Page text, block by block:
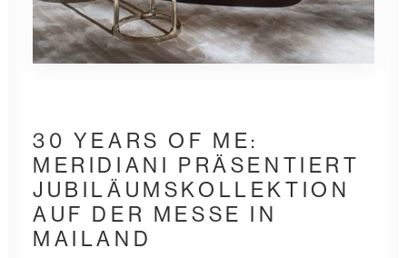
30 YEARS OF ME:
MERIDIANI PRÄSENTIERT
JUBILÄUMSKOLLEKTION
AUF DER MESSE IN
MAILAND